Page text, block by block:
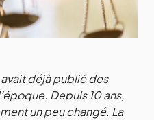
avait déjà publié des
Depuis 10 ans,
un peu changé. La